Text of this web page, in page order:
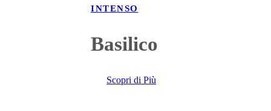
INTENSO
Basilico
Scopri di Più